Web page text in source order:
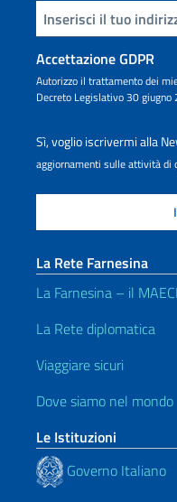
Inserisci la tua email
Accettazione GDPR
Autorizzo il trattamento dei
Decreto Legislativo 30
Sì, voglio iscrivermi alla
aggiornamenti sulle attività di
La Rete Farnesina
La Farnesina – il MAECI
La Rete diplomatica
Viaggiare sicuri
Dove siamo nel mondo
Le Istituzioni
Governo Italiano